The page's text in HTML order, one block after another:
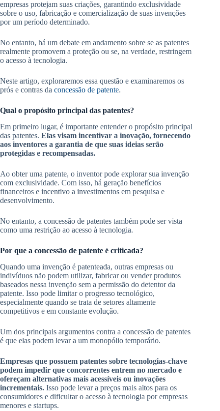
empresas protejam suas criações, garantindo exclusividade
sobre o uso, fabricação e comercialização de suas invenções
por um período determinado.
No entanto, há um debate em andamento sobre se as patentes
realmente promovem a proteção ou se, na verdade, restringem
o acesso à tecnologia.
Neste artigo, exploraremos essa questão e examinaremos os
prós e contras da concessão de patente.
Qual o propósito principal das patentes?
Em primeiro lugar, é importante entender o propósito principal
das patentes. Elas visam incentivar a inovação, fornecendo
aos inventores a garantia de que suas ideias serão
protegidas e recompensadas.
Ao obter uma patente, o inventor pode explorar sua invenção
com exclusividade. Com isso, há geração benefícios
financeiros e incentivo a investimentos em pesquisa e
desenvolvimento.
No entanto, a concessão de patentes também pode ser vista
como uma restrição ao acesso à tecnologia.
Por que a concessão de patente é criticada?
Quando uma invenção é patenteada, outras empresas ou
indivíduos não podem utilizar, fabricar ou vender produtos
baseados nessa invenção sem a permissão do detentor da
patente. Isso pode limitar o progresso tecnológico,
especialmente quando se trata de setores altamente
competitivos e em constante evolução.
Um dos principais argumentos contra a concessão de patentes
é que elas podem levar a um monopólio temporário.
Empresas que possuem patentes sobre tecnologias-chave
podem impedir que concorrentes entrem no mercado e
ofereçam alternativas mais acessíveis ou inovações
incrementais. Isso pode levar a preços mais altos para os
consumidores e dificultar o acesso à tecnologia por empresas
menores e startups.